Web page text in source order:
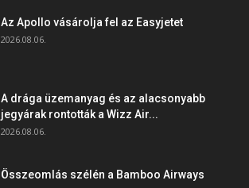
Az Apollo vásárolja fel az Easyjetet
2026.08.06.
A drága üzemanyag és az alacsonyabb
jegyárak rontották a Wizz Air...
2026.08.06.
Összeomlás szélén a Bamboo Airways